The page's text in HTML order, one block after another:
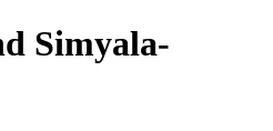
Simyala-